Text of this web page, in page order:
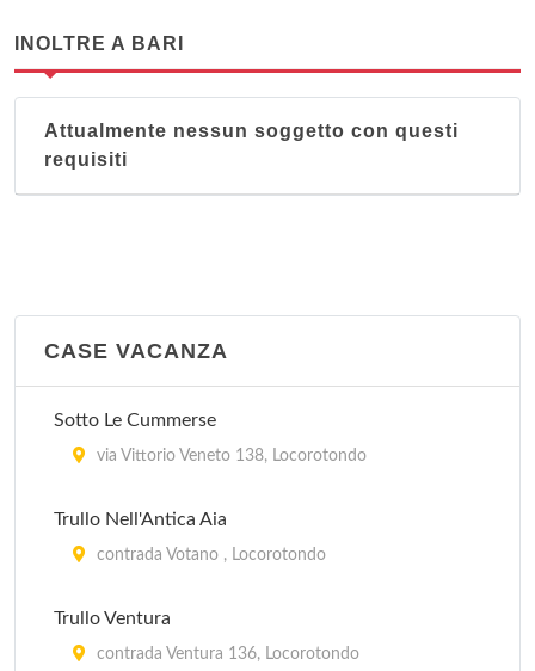
INOLTRE A BARI
Attualmente nessun soggetto con questi
requisiti
CASE VACANZA
Sotto Le Cummerse
via Vittorio Veneto 138, Locorotondo
Trullo Nell'Antica Aia
contrada Votano , Locorotondo
Trullo Ventura
contrada Ventura 136, Locorotondo